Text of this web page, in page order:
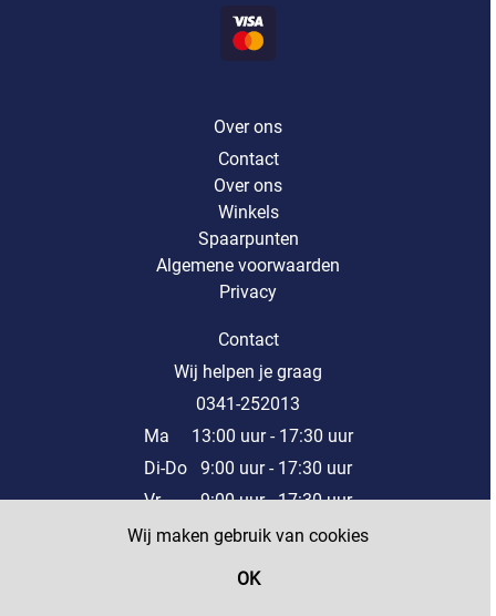
Wij maken gebruik van cookies
OK
Over ons
Contact
Over ons
Winkels
Spaarpunten
Algemene voorwaarden
Privacy
Contact
Wij helpen je graag
0341-252013
Ma 13:00 uur - 17:30 uur
Di-Do 9:00 uur - 17:30 uur
Vr 9:00 uur - 17:30 uur
Za 9:00 uur - 17:00 uur